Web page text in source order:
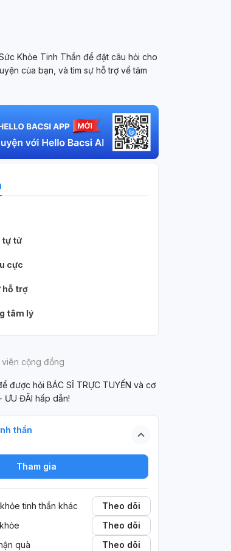
Khỏe Tinh Thần để đặt câu hỏi cho
của bạn, và tìm sự hỗ trợ về tâm
tự tử
cực
hỗ trợ
tâm lý
cộng đồng
được hỏi BÁC SĨ TRỰC TUYẾN và cơ
ƯU ĐÃI hấp dẫn!
thần
Tham gia
tinh thần khác
Theo dõi
Theo dõi
quà
Theo dõi